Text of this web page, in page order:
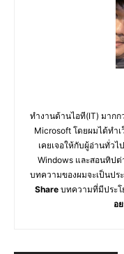
ทำงานด้านไอที(IT) มากก
Microsoft โดยผมได้ทำ
เคยเจอให้กับผู้อ่านทั่ว
Windows และสอนทิปต่
บทความของผมจะเป็นปร
Share บทความที่มีประโ
อ